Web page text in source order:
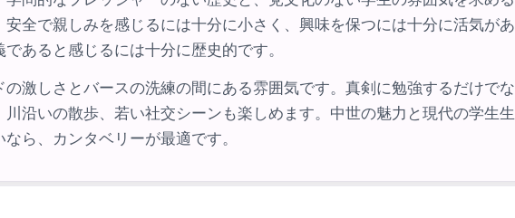
安全で親しみを感じるには十分に小さく、興味を保つには十分に活気があ
あると感じるには十分に歴史的です。
の激しさとバースの洗練の間にある雰囲気です。真剣に勉強するだけでな
川沿いの散歩、若い社交シーンも楽しめます。中世の魅力と現代の学生生
ら、カンタベリーが最適です。